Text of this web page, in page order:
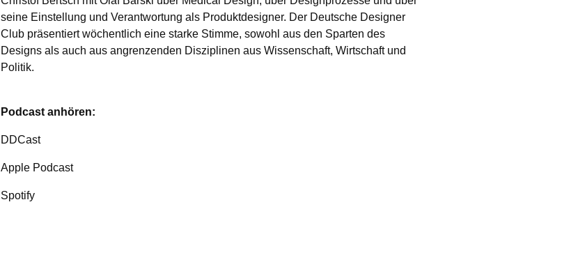
seine Einstellung und Verantwortung als Produktdesigner. Der Deutsche Designer
Club präsentiert wöchentlich eine starke Stimme, sowohl aus den Sparten des
Designs als auch aus angrenzenden Disziplinen aus Wissenschaft, Wirtschaft und
Politik.
Podcast anhören:
DDCast
Apple Podcast
Spotify